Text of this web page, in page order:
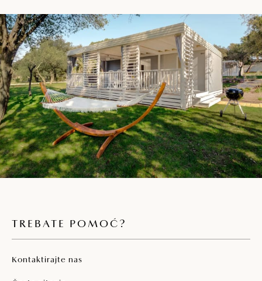
Sef
Terasa sa sjedećom garniturom za pet
osoba, lounge garniturom, dvije ležaljke i
visećom ležaljkom
Boca vode i pjenušac na dolasku
Zajednički vanjski prostor za roštilj
Parkiralište u zoni
Kućni ljubimci dozvoljeni su uz nadoplatu
TREBATE POMOĆ?
Kontaktirajte nas